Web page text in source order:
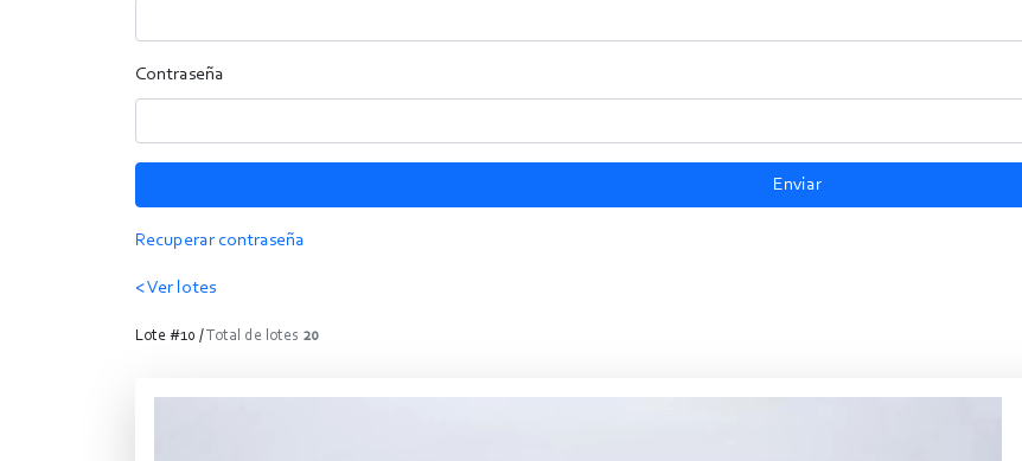
Contraseña
Enviar
Recuperar contraseña
< Ver lotes
Lote #10 / Total de lotes 20